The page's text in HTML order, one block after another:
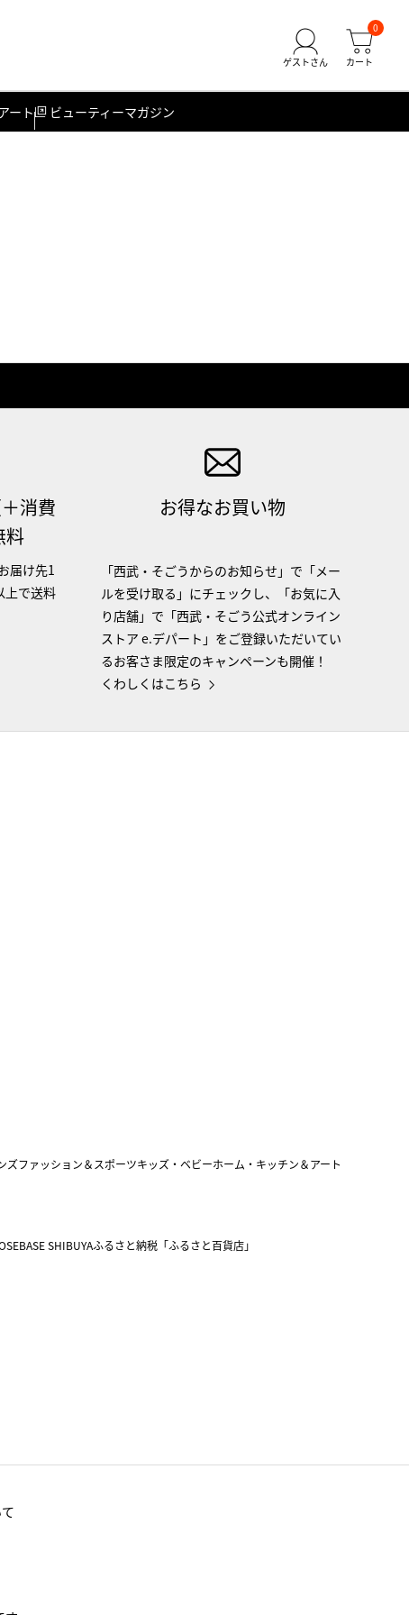
0
ート ビューティーマガジン
消費
料
届け先1
上で送料
お得なお買い物
「西武・そごうからのお知らせ」で「メー
ルを受け取る」にチェックし、「お気に入
り店舗」で「西武・そごう公式オンライン
ストア e.デパート」をご登録いただいてい
るお客さま限定のキャンペーンも開催！
くわしくはこちら
ズファッション＆スポーツキッズ・ベビーホーム・キッチン＆アート
SHIBUYAふるさと納税「ふるさと百貨店」